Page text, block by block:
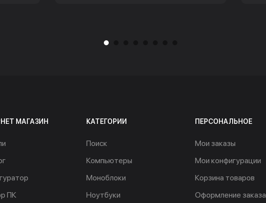
МАГАЗИН
ПК
КАТЕГОРИИ
Поиск
Компьютеры
Моноблоки
Ноутбуки
ПЕРСОНАЛЬНОЕ
Мои заказы
Мои конфигурации
Корзина товаров
Оформление заказа